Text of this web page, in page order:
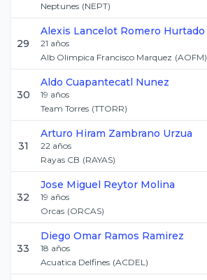
Neptunes (NEPT)
29
Alexis Lancelot Romero Hurtado
21 años
Alb Olimpica Francisco Marquez (AOFM)
30
Aldo Cuapantecatl Nunez
19 años
Team Torres (TTORR)
31
Arturo Hiram Zambrano Urzua
22 años
Rayas CB (RAYAS)
32
Jose Miguel Reytor Molina
19 años
Orcas (ORCAS)
33
Diego Omar Ramos Ramirez
18 años
Acuatica Delfines (ACDEL)